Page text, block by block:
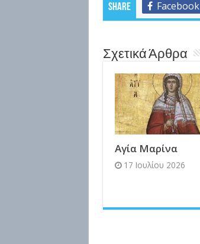
Share Facebook
Σχετικά Άρθρα
Αγία Μαρίνα
17 Ιουλίου 2026